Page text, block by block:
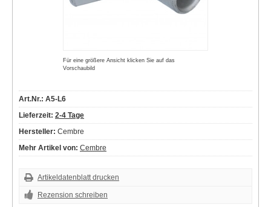
Für eine größere Ansicht klicken Sie auf das
Vorschaubild
Art.Nr.: A5-L6
Lieferzeit: 2-4 Tage
Hersteller: Cembre
Mehr Artikel von: Cembre
Artikeldatenblatt drucken
Rezension schreiben